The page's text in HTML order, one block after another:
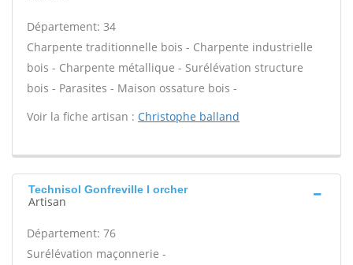
Département: 34
Charpente traditionnelle bois - Charpente industrielle
bois - Charpente métallique - Surélévation structure
bois - Parasites - Maison ossature bois -
Voir la fiche artisan : Christophe balland
Technisol Gonfreville l orcher
Artisan
Département: 76
Surélévation maçonnerie -